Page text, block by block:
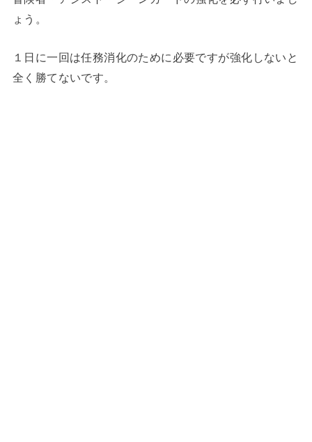
ょう。
１日に一回は任務消化のために必要ですが強化しないと
全く勝てないです。